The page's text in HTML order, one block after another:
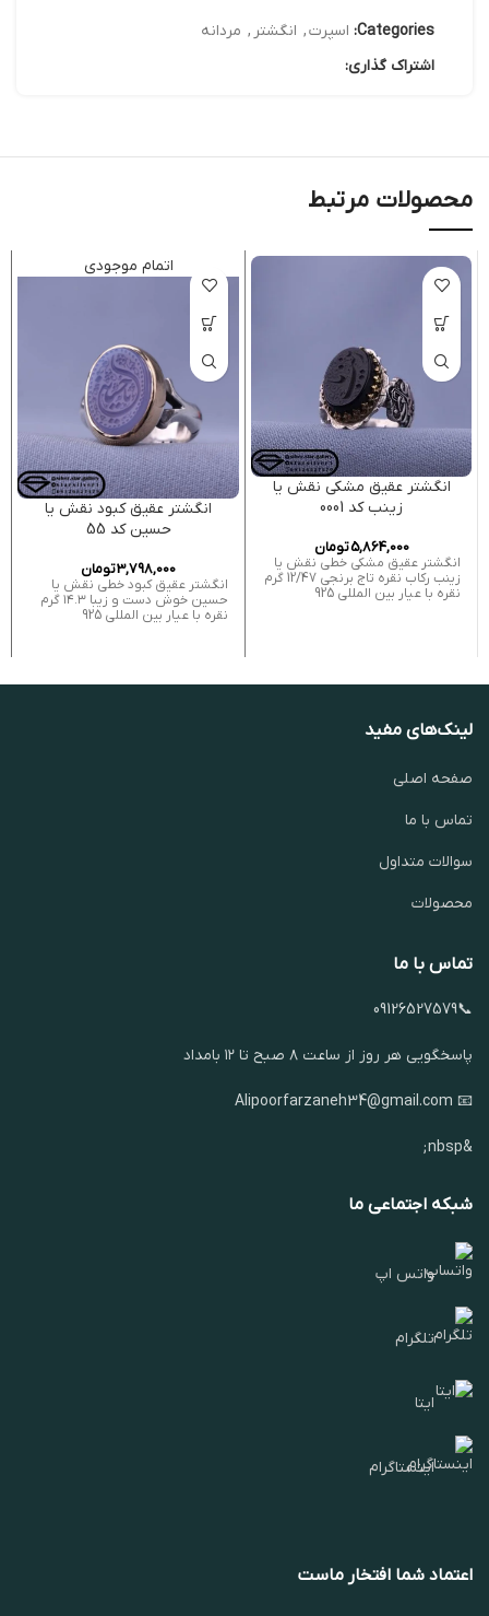
Categories: اسپرت, انگشتر , مردانه
اشتراک گذاری:
محصولات مرتبط
انگشتر عقیق مشکی نقش یا
زینب کد 0001
5,864,000تومان
انگشتر عقیق مشکی خطی نقش یا
زینب رکاب نقره تاج برنجی 12/47 گرم
نقره با عیار بین المللی 925
اتمام موجودی
انگشتر عقیق کبود نقش یا
حسین کد 55
3,798,000تومان
انگشتر عقیق کبود خطی نقش یا
حسین خوش دست و زیبا ۱۴.۳ گرم
نقره با عیار بین المللی 925
لینک‌های مفید
صفحه اصلی
تماس با ما
سوالات متداول
محصولات
تماس با ما
📞09126527579
پاسخگویی هر روز از ساعت ۸ صبح تا ۱۲ بامداد
📧 Alipoorfarzaneh34@gmail.com
&nbsp;
شبکه اجتماعی ما
واتس اپ
تلگرام
ایتا
اینستاگرام
اعتماد شما افتخار ماست